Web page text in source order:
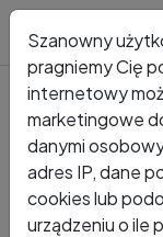
Kto dzwonił?
Szanowny
pragniemy Cię
internetowy
marketingowe
danymi
adres IP, dane
cookies lub
urządzeniu o ile